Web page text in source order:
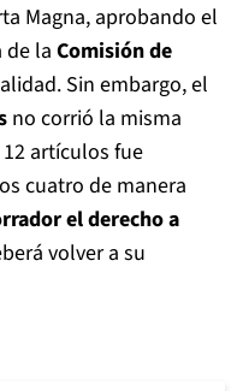
Magna, aprobando el
de la Comisión de
Sin embargo, el
no corrió la misma
artículos fue
cuatro de manera
el derecho a
volver a su